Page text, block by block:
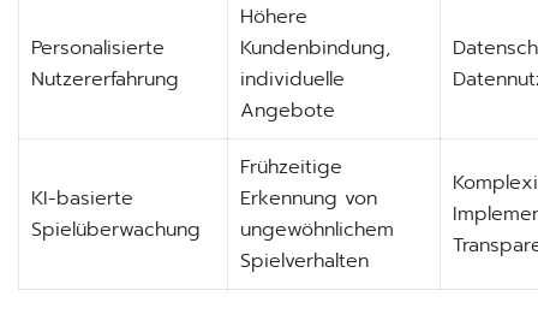
Personalisierte
Nutzererfahrung
Höhere
Kundenbindung,
individuelle
Angebote
KI-basierte
Spielüberwachung
Frühzeitige
Erkennung von
ungewöhnlichem
Spielverhalten